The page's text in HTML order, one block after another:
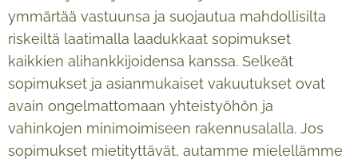
ymmärtää vastuunsa ja suojautua mahdollisilta
riskeiltä laatimalla laadukkaat sopimukset
kaikkien alihankkijoidensa kanssa. Selkeät
sopimukset ja asianmukaiset vakuutukset ovat
avain ongelmattomaan yhteistyöhön ja
vahinkojen minimoimiseen rakennusalalla. Jos
sopimukset mietityttävät, autamme mielellämme